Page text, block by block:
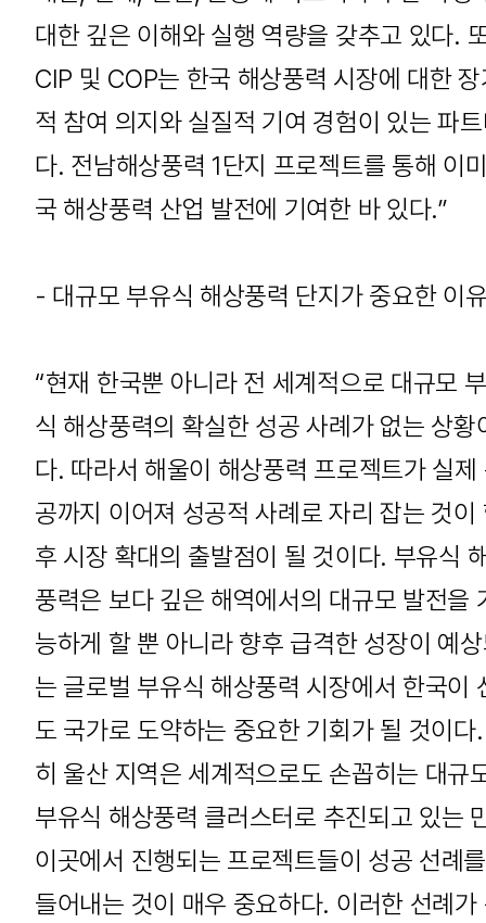
대한 깊은 이해와 실행 역량을 갖추고 있다.
CIP 및 COP는 한국 해상풍력 시장에 대한
적 참여 의지와 실질적 기여 경험이 있는 파
다. 전남해상풍력 1단지 프로젝트를 통해 이
국 해상풍력 산업 발전에 기여한 바 있다.”
- 대규모 부유식 해상풍력 단지가 중요한 이
“현재 한국뿐 아니라 전 세계적으로 대규모
식 해상풍력의 확실한 성공 사례가 없는 상황
다. 따라서 해울이 해상풍력 프로젝트가 실제
공까지 이어져 성공적 사례로 자리 잡는 것이
후 시장 확대의 출발점이 될 것이다. 부유식
풍력은 보다 깊은 해역에서의 대규모 발전을
능하게 할 뿐 아니라 향후 급격한 성장이 예
는 글로벌 부유식 해상풍력 시장에서 한국이
도 국가로 도약하는 중요한 기회가 될 것이다
히 울산 지역은 세계적으로도 손꼽히는 대규
부유식 해상풍력 클러스터로 추진되고 있는
이곳에서 진행되는 프로젝트들이 성공 선례
들어내는 것이 매우 중요하다. 이러한 선례가